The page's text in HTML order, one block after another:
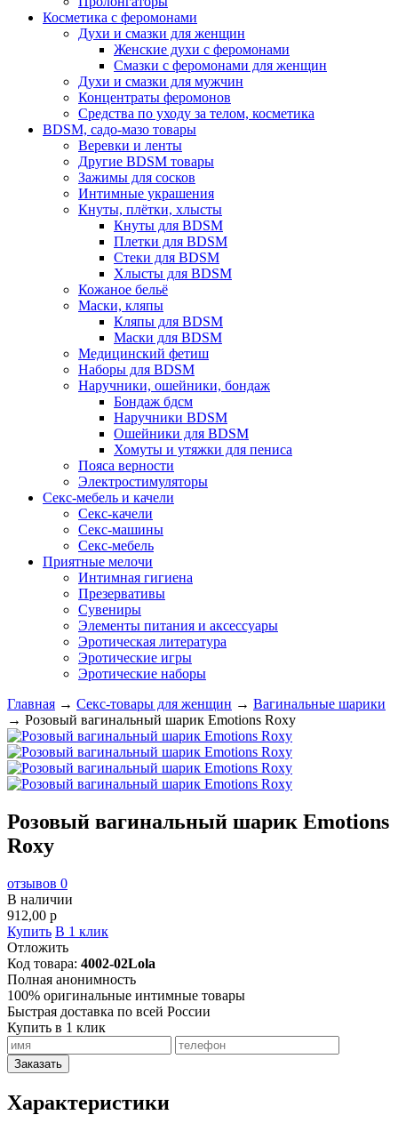
Косметика с феромонами
Духи и смазки для женщин
Женские духи с феромонами
Смазки с феромонами для женщин
Духи и смазки для мужчин
Концентраты феромонов
Средства по уходу за телом, косметика
BDSM, садо-мазо товары
Веревки и ленты
Другие BDSM товары
Зажимы для сосков
Интимные украшения
Кнуты, плётки, хлысты
Кнуты для BDSM
Плетки для BDSM
Стеки для BDSM
Хлысты для BDSM
Кожаное бельё
Маски, кляпы
Кляпы для BDSM
Маски для BDSM
Медицинский фетиш
Наборы для BDSM
Наручники, ошейники, бондаж
Бондаж бдсм
Наручники BDSM
Ошейники для BDSM
Хомуты и утяжки для пениса
Пояса верности
Электростимуляторы
Секс-мебель и качели
Секс-качели
Секс-машины
Секс-мебель
Приятные мелочи
Интимная гигиена
Презервативы
Сувениры
Элементы питания и аксессуары
Эротическая литература
Эротические игры
Эротические наборы
Главная → Секс-товары для женщин → Вагинальные шарики
→ Розовый вагинальный шарик Emotions Roxy
Розовый вагинальный шарик Emotions
Roxy
отзывов 0
В наличии
912,00 p
Купить В 1 клик
Отложить
Код товара: 4002-02Lola
Полная анонимность
100% оригинальные интимные товары
Быстрая доставка по всей России
Купить в 1 клик
Заказать
Характеристики